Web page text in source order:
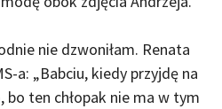
nie dzwoniłam. Renata
a: „Babciu, kiedy przyjdę na
bo ten chłopak nie ma w tym